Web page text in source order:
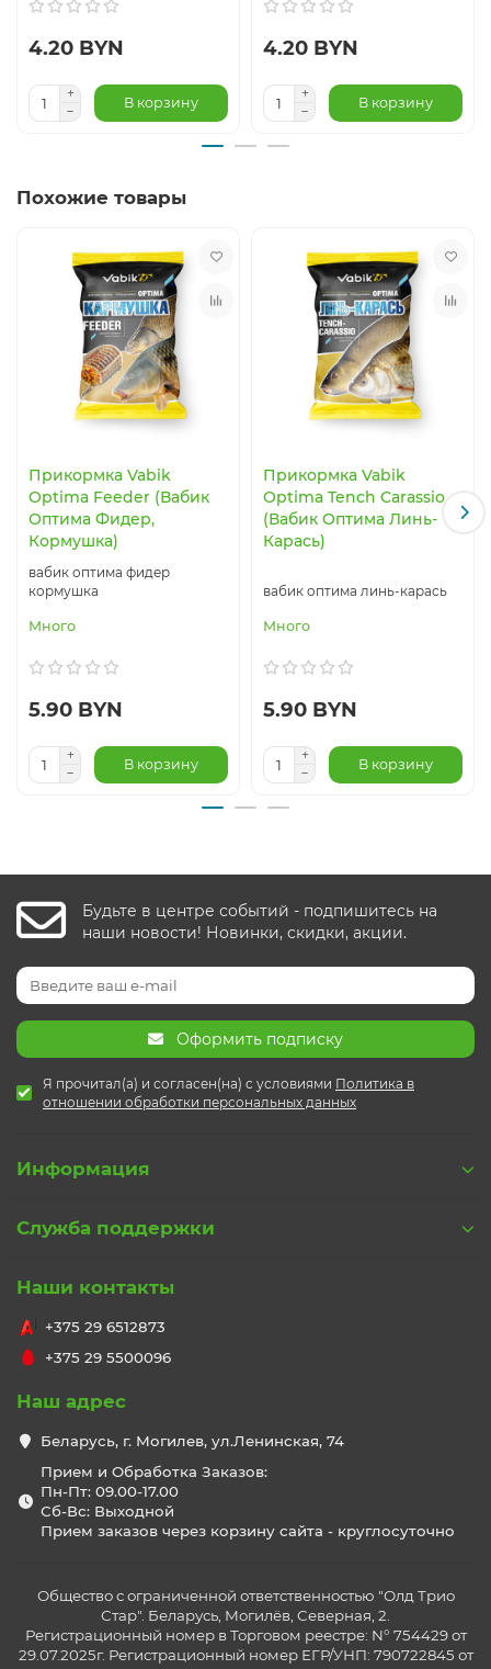
4.20 BYN
В корзину
4.20 BYN
В корзину
Похожие товары
Прикормка Vabik
Optima Feeder (Вабик
Оптима Фидер,
Кормушка)
вабик оптима фидер
кормушка
Много
5.90 BYN
В корзину
Прикормка Vabik
Optima Tench Carassio
(Вабик Оптима Линь-
Карась)
вабик оптима линь-карась
Много
5.90 BYN
В корзину
Будьте в центре событий - подпишитесь на
наши новости! Новинки, скидки, акции.
Оформить подписку
Я прочитал(а) и согласен(на) с условиями Политика в
отношении обработки персональных данных
Информация
Служба поддержки
Наши контакты
+375 29 6512873
+375 29 5500096
Наш адрес
Беларусь, г. Могилев, ул.Ленинская, 74
Прием и Обработка Заказов:
Пн-Пт: 09.00-17.00
Сб-Вс: Выходной
Прием заказов через корзину сайта - круглосуточно
Общество с ограниченной ответственностью "Олд Трио
Стар". Беларусь, Могилёв, Северная, 2.
Регистрационный номер в Торговом реестре: N° 754429 от
29.07.2025г. Регистрационный номер ЕГР/УНП: 790722845 от